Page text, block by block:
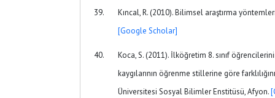
Kıncal, R. (2010). Bilimsel araştırma
[Google Scholar]
Koca, S. (2011). İlköğretim 8. sınıf
kaygılarının öğrenme stillerine göre
Üniversitesi Sosyal Bilimler Enstitüsü, Afyon.